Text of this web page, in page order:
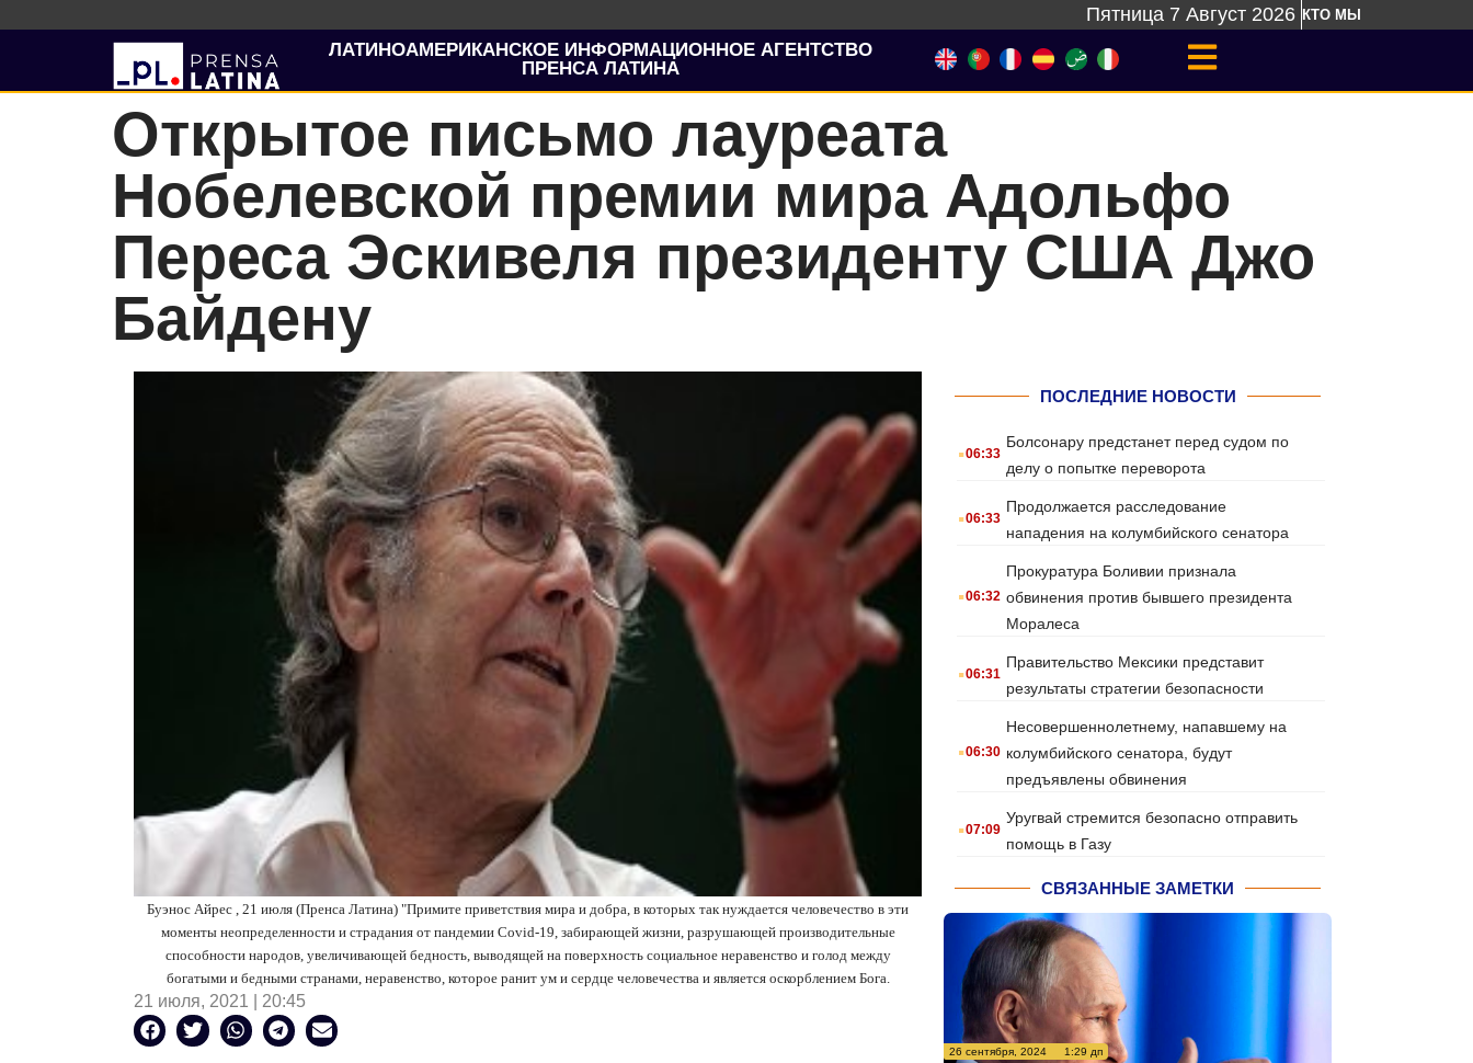
Пятница 7 Август 2026 КТО МЫ
ЛАТИНОАМЕРИКАНСКОЕ ИНФОРМАЦИОННОЕ АГЕНТСТВО
ПРЕНСА ЛАТИНА
Открытое письмо лауреата
Нобелевской премии мира Адольфо
Переса Эскивеля президенту США Джо
Байдену
Буэнос Айрес , 21 июля (Пренса Латина)"Примите приветствия мира и добра, в которых так нуждается человечество в эти
моменты неопределенности и страдания от пандемии Covid-19, забирающей жизни, разрушающей производительные
способности народов, увеличивающей бедность, выводящей на поверхность социальное неравенство и голод между
богатыми и бедными странами, неравенство, которое ранит ум и сердце человечества и является оскорблением Бога.
21 июля, 2021 | 20:45
ПОСЛЕДНИЕ НОВОСТИ
.06:33
Болсонару предстанет перед судом по
делу о попытке переворота
.06:33
Продолжается расследование
нападения на колумбийского сенатора
.06:32
Прокуратура Боливии признала
обвинения против бывшего президента
Моралеса
.06:31
Правительство Мексики представит
результаты стратегии безопасности
.06:30
Несовершеннолетнему, напавшему на
колумбийского сенатора, будут
предъявлены обвинения
.07:09
Уругвай стремится безопасно отправить
помощь в Газу
СВЯЗАННЫЕ ЗАМЕТКИ
26 сентября, 2024 1:29 дп